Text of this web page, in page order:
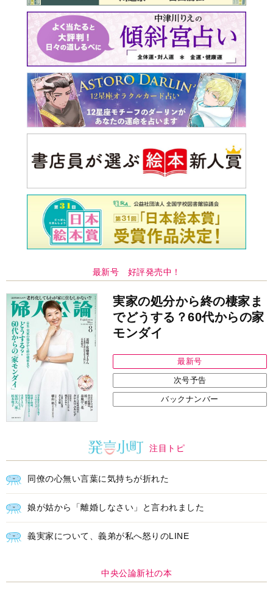
最新号 好評発売中！
実家の処分から終の棲家ま
でどうする？60代からの家
モンダイ
最新号
次号予告
バックナンバー
注目トピ
同僚の心無い言葉に気持ちが折れた
娘が姑から「離婚しなさい」と言われました
義実家について、義弟が私へ怒りのLINE
中央公論新社の本